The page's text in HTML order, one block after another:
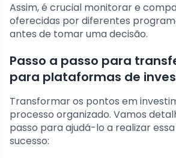
Assim, é crucial monitorar e
oferecidas por diferentes
antes de tomar uma decisão.
Passo a passo para
para plataformas de
Transformar os pontos em
processo organizado. Vamos
passo para ajudá-lo a realizar
sucesso: